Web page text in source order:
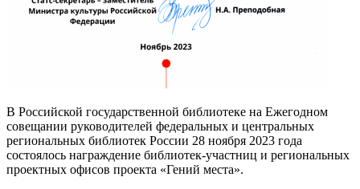
В Российской государственной библиотеке на Ежегодном
совещании руководителей федеральных и центральных
региональных библиотек России 28 ноября 2023 года
состоялось награждение библиотек-участниц и региональных
проектных офисов проекта «Гений места».